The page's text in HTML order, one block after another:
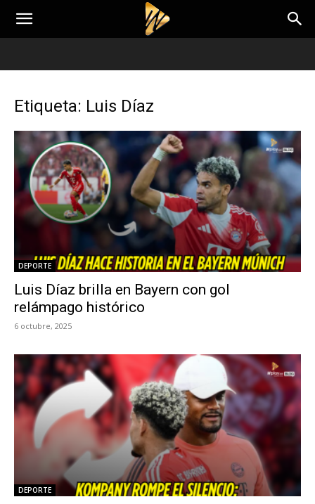
Etiqueta: Luis Díaz
DEPORTE
Luis Díaz brilla en Bayern con gol
relámpago histórico
6 octubre, 2025
DEPORTE